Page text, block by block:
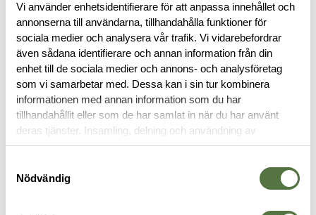
Vi använder enhetsidentifierare för att anpassa innehållet och
annonserna till användarna, tillhandahålla funktioner för
sociala medier och analysera vår trafik. Vi vidarebefordrar
även sådana identifierare och annan information från din
enhet till de sociala medier och annons- och analysföretag
som vi samarbetar med. Dessa kan i sin tur kombinera
informationen med annan information som du har
tillhandahållit eller som de har samlat in när du har använt
deras tjänster. Insamling, delning och användning av
personuppgifter kan användas för personalisering av
Nödvändig
RECENSIONER
OM VARUMÄRKET
TRÖJOR & T-SHIRTS